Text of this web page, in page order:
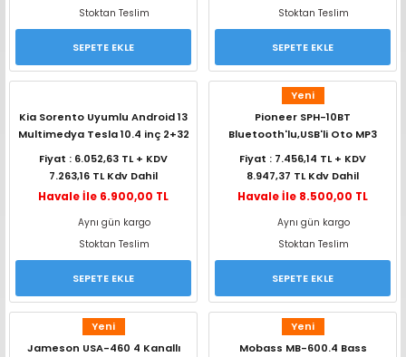
Hoparlör Takımları
Hoparlör Takımları
Takımları
Takımları
Hoparlör Takımları
Stoktan Teslim
SEPETE EKLE
Stoktan Teslim
SEPETE EKLE
Kia Sorento Uyumlu Android 13
Multimedya Tesla 10.4 inç 2+32
CarPlay
Fiyat : 6.052,63 TL + KDV
7.263,16 TL Kdv Dahil
Havale İle 6.900,00 TL
Aynı gün kargo
Stoktan Teslim
SEPETE EKLE
Yeni
Pioneer SPH-10BT
Bluetooth'lu,USB'li Oto MP3
Teyp
Fiyat : 7.456,14 TL + KDV
8.947,37 TL Kdv Dahil
Havale İle 8.500,00 TL
Aynı gün kargo
Stoktan Teslim
SEPETE EKLE
Yeni
Jameson USA-460 4 Kanallı
Yeni
Mobass MB-600.4 Bass